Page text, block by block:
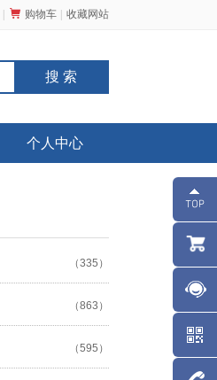
购物车 收藏网站
个人中心
（335）
（863）
（595）